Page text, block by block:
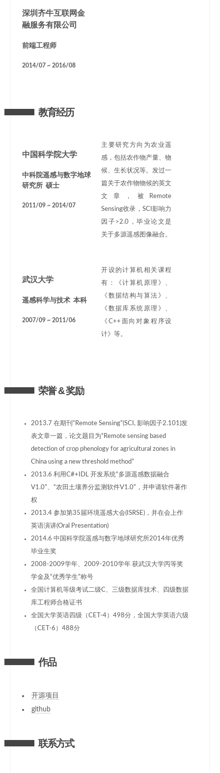
深圳齐牛互联网金
融服务有限公司
前端工程师
2014/07 ~ 2016/08
教育经历
中国科学院大学
中科院遥感与数字地球
研究所 硕士
2011/09 ~ 2014/07
主要研究方向为农业遥
感，包括农作物产量、物
候、生长状况等。发过一
篇关于农作物物候的英文
文章，被Remote
Sensing收录，SCI影响力
因子>2.0，毕业论文是
关于多源遥感图像融合。
武汉大学
遥感科学与技术 本科
2007/09 ~ 2011/06
开设的计算机相关课程
有：《计算机原理》、
《数据结构与算法》、
《数据库系统原理》、
《C++面向对象程序设
计》等。
荣誉 & 奖励
2013.7 在期刊“Remote Sensing”(SCI, 影响因子2.101)发
表文章一篇，论文题目为“Remote sensing based
detection of crop phenology for agricultural zones in
China using a new threshold method”
2013.6 利用C#+IDL 开发系统“多源遥感数据融合
V1.0”、“农田土壤养分监测软件V1.0”，并申请软件著作
权
2013.4 参加第35届环境遥感大会(ISRSE)，并在会上作
英语演讲(Oral Presentation)
2014.6 中国科学院遥感与数字地球研究所2014年优秀
毕业生奖
2008-2009学年、2009-2010学年 获武汉大学丙等奖
学金及“优秀学生”称号
全国计算机等级考试二级C、三级数据库技术、四级数据
库工程师合格证书
全国大学英语四级（CET-4）498分，全国大学英语六级
（CET-6）488分
作品
开源项目
github
联系方式